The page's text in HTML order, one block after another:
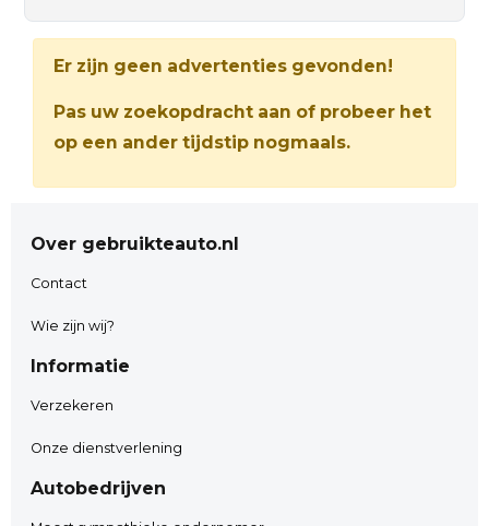
Er zijn geen advertenties gevonden!
Pas uw zoekopdracht aan of probeer het
op een ander tijdstip nogmaals.
Over gebruikteauto.nl
Contact
Wie zijn wij?
Informatie
Verzekeren
Onze dienstverlening
Autobedrijven